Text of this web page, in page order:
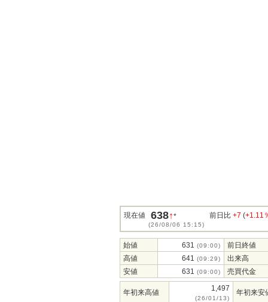
現在値 638↑*
(26/08/06 15:15)
前日比 +7 (+1.11
始値 631 (09:00)
前日終値
高値
641 (09:29)
出来高
安値
631 (09:00) 売買代金
年初来高値 1,497
(26/01/13)
年初来安